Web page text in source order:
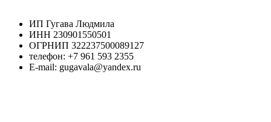
ИП Гугава Людмила
ИНН 230901550501
ОГРНИП 322237500089127
телефон: +7 961 593 2355
E-mail: gugavala@yandex.ru